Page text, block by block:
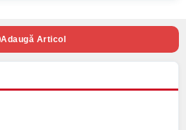
Adaugă Articol